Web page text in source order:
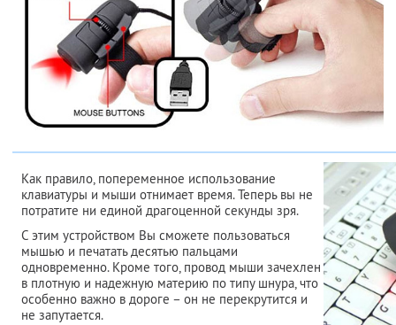
Как правило, попеременное использование
клавиатуры и мыши отнимает время. Теперь вы не
потратите ни единой драгоценной секунды зря.
С этим устройством Вы сможете пользоваться
мышью и печатать десятью пальцами
одновременно. Кроме того, провод мыши зачехлен
в плотную и надежную материю по типу шнура, что
особенно важно в дороге – он не перекрутится и
не запутается.